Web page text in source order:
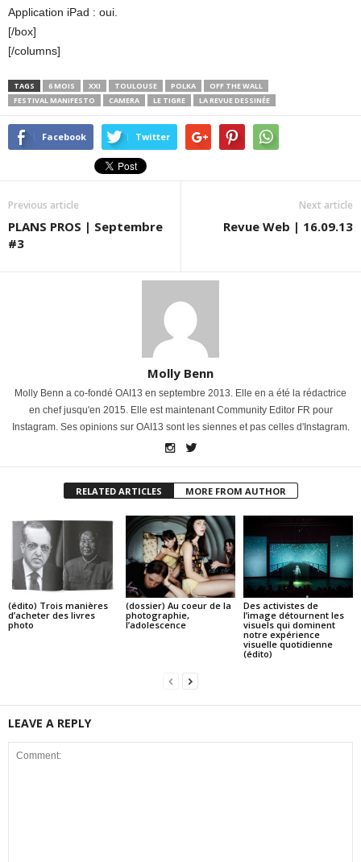
Application iPad : oui.
[/box]
[/columns]
TAGS 6 MOIS XXI TOULOUSE POLKA
OFF THE WALL
FESTIVAL MANIFESTO
CAMERA LE TIGRE LA REVUE DESSINÉE
Facebook Twitter
Previous article
PLANS PROS | Septembre
#3
Next article
Revue Web | 16.09.13
Molly Benn
Molly Benn a co-fondé OAI13 en septembre 2013. Elle en a été la rédactrice
en chef jusqu'en 2015. Elle est maintenant Community Editor FR pour
Instagram. Ses opinions sur OAI13 sont les siennes et pas celles d'Instagram.
RELATED ARTICLES MORE FROM AUTHOR
(édito) Trois manières
d’acheter des livres
photo
(dossier) Au coeur de la
photographie,
l’adolescence
Des activistes de
l’image détournent les
visuels qui dominent
notre expérience
visuelle quotidienne
(édito)
LEAVE A REPLY